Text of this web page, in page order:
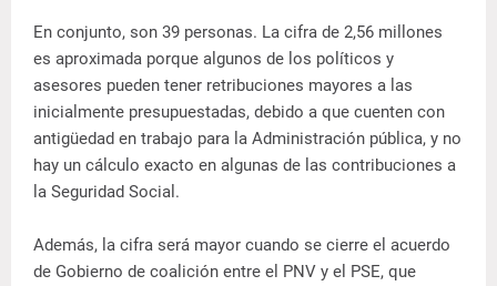
En conjunto, son 39 personas. La cifra de 2,56 millones
es aproximada porque algunos de los políticos y
asesores pueden tener retribuciones mayores a las
inicialmente presupuestadas, debido a que cuenten con
antigüedad en trabajo para la Administración pública, y no
hay un cálculo exacto en algunas de las contribuciones a
la Seguridad Social.
Además, la cifra será mayor cuando se cierre el acuerdo
de Gobierno de coalición entre el PNV y el PSE, que